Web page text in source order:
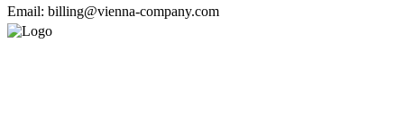
Email: billing@vienna-company.com